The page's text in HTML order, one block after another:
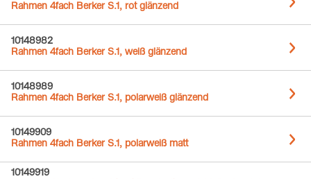
Rahmen 4fach Berker S.1, rot glänzend
10148982
Rahmen 4fach Berker S.1, weiß glänzend
10148989
Rahmen 4fach Berker S.1, polarweiß glänzend
10149909
Rahmen 4fach Berker S.1, polarweiß matt
10149919